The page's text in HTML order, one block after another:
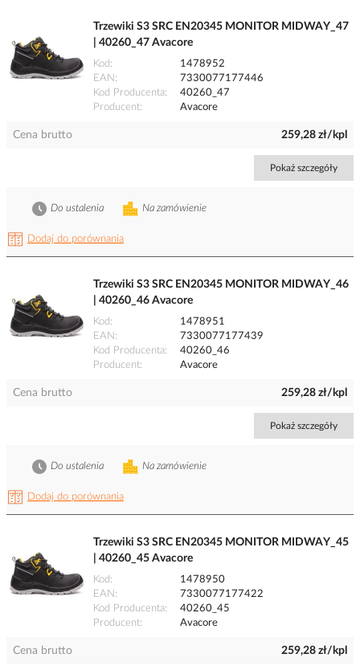
Trzewiki S3 SRC EN20345 MONITOR MIDWAY_47
| 40260_47 Avacore
Kod
1478952
EAN
7330077177446
Kod Producenta
40260_47
Producent
Avacore
Cena brutto 259,28 zł/kpl
Pokaż szczegóły
Dodaj do porównania
Na zamówienie
Do ustalenia
Trzewiki S3 SRC EN20345 MONITOR MIDWAY_46
| 40260_46 Avacore
Kod
1478951
EAN
7330077177439
Kod Producenta
40260_46
Producent
Avacore
Cena brutto 259,28 zł/kpl
Pokaż szczegóły
Dodaj do porównania
Na zamówienie
Do ustalenia
Trzewiki S3 SRC EN20345 MONITOR MIDWAY_45
| 40260_45 Avacore
Kod
1478950
EAN
7330077177422
Kod Producenta
40260_45
Producent
Avacore
Cena brutto 259,28 zł/kpl